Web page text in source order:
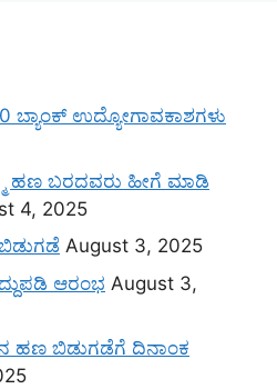
ಬ್ಯಾಂಕ್ ಉದ್ಯೋಗಾವಕಾಶಗಳು
ಹಣ ಬರದವರು ಹೀಗೆ ಮಾಡಿ
4, 2025
August 3, 2025
ಆರಂಭ August 3,
ಹಣ ಬಿಡುಗಡೆಗೆ ದಿನಾಂಕ